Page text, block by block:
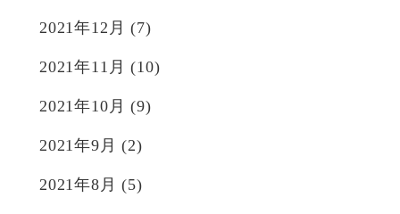
2021年12月 (7)
2021年11月 (10)
2021年10月 (9)
2021年9月 (2)
2021年8月 (5)